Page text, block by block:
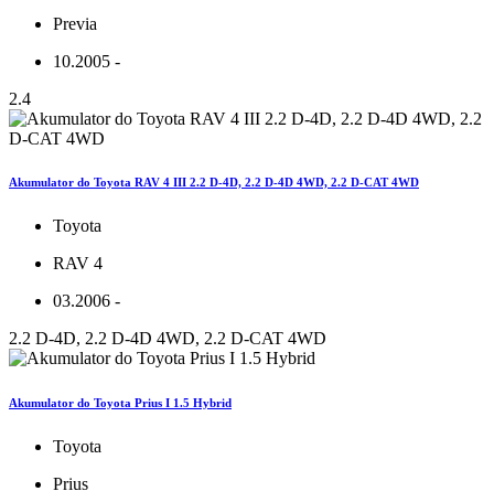
Previa
10.2005 -
2.4
Akumulator do Toyota RAV 4 III 2.2 D-4D, 2.2 D-4D 4WD, 2.2 D-CAT 4WD
Toyota
RAV 4
03.2006 -
2.2 D-4D, 2.2 D-4D 4WD, 2.2 D-CAT 4WD
Akumulator do Toyota Prius I 1.5 Hybrid
Toyota
Prius